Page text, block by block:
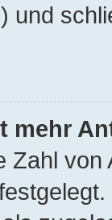
und
mehr
Zahl